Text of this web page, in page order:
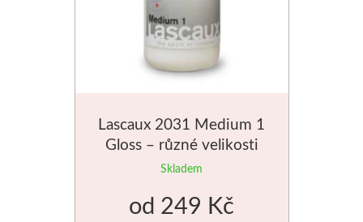
Štětce
Akryl
Lascaux 2031 Medium 1
Gloss – různé velikosti
Skladem
od 249 Kč